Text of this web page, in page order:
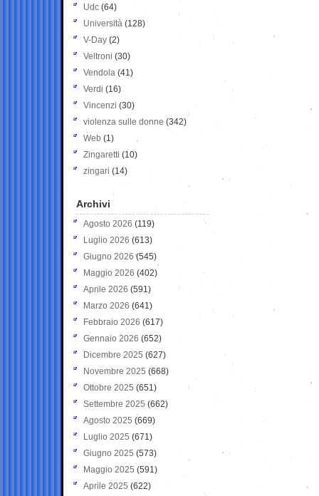
Udc (64)
Università (128)
V-Day (2)
Veltroni (30)
Vendola (41)
Verdi (16)
Vincenzi (30)
violenza sulle donne (342)
Web (1)
Zingaretti (10)
zingari (14)
Archivi
Agosto 2026 (119)
Luglio 2026 (613)
Giugno 2026 (545)
Maggio 2026 (402)
Aprile 2026 (591)
Marzo 2026 (641)
Febbraio 2026 (617)
Gennaio 2026 (652)
Dicembre 2025 (627)
Novembre 2025 (668)
Ottobre 2025 (651)
Settembre 2025 (662)
Agosto 2025 (669)
Luglio 2025 (671)
Giugno 2025 (573)
Maggio 2025 (591)
Aprile 2025 (622)